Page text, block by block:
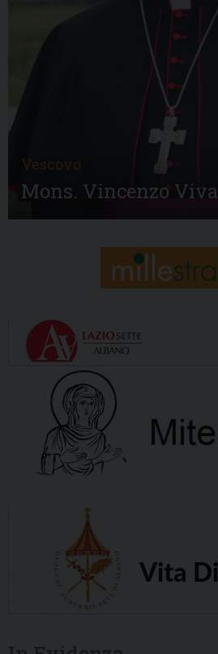
Vescovo
Mons. Vincenzo Viva